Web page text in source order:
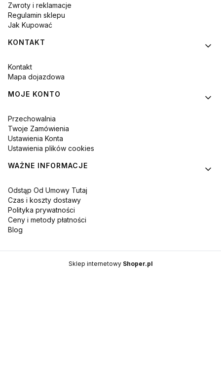
Zwroty i reklamacje
Regulamin sklepu
Jak Kupować
KONTAKT
Kontakt
Mapa dojazdowa
MOJE KONTO
Przechowalnia
Twoje Zamówienia
Ustawienia Konta
Ustawienia plików cookies
WAŻNE INFORMACJE
Odstąp Od Umowy Tutaj
Czas i koszty dostawy
Polityka prywatności
Ceny i metody płatności
Blog
Sklep internetowy Shoper.pl